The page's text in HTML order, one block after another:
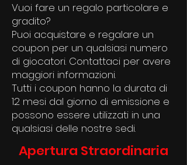
Vuoi fare un regalo particolare e
gradito?
Puoi acquistare e regalare un
coupon per un qualsiasi numero
di giocatori. Contattaci per avere
maggiori informazioni.
Tutti i coupon hanno la durata di
12 mesi dal giorno di emissione e
possono essere utilizzati in una
qualsiasi delle nostre sedi.
Apertura Straordinaria